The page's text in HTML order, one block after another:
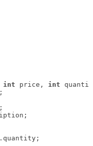
int price, int